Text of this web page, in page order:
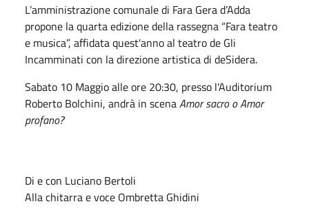
L’amministrazione comunale di Fara Gera d’Adda
propone la quarta edizione della rassegna “Fara teatro
e musica”, affidata quest'anno al teatro de Gli
Incamminati con la direzione artistica di deSidera.
Sabato 10 Maggio alle ore 20:30, presso l'Auditorium
Roberto Bolchini, andrà in scenaAmor sacro o Amor
profano?
Di e con Luciano Bertoli
Alla chitarra e voce Ombretta Ghidini